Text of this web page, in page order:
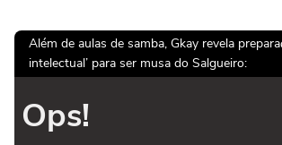
Além de aulas de samba, Gkay revela
intelectual’ para ser musa do Salgueiro:
Ops!